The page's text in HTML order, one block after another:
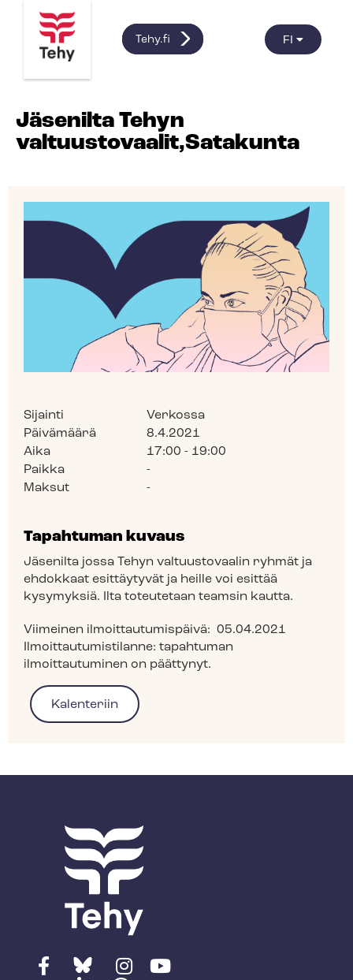
Tehy.fi FI
Jäsenilta Tehyn
valtuustovaalit,Satakunta
Sijainti
Verkossa
Päivämäärä
8.4.2021
Aika
17:00 - 19:00
Paikka
-
Maksut
-
Tapahtuman kuvaus
Jäsenilta jossa Tehyn valtuustovaalin ryhmät ja
ehdokkaat esittäytyvät ja heille voi esittää
kysymyksiä. Ilta toteutetaan teamsin kautta.
Viimeinen ilmoittautumispäivä: 05.04.2021
Ilmoittautumistilanne: tapahtuman
ilmoittautuminen on päättynyt.